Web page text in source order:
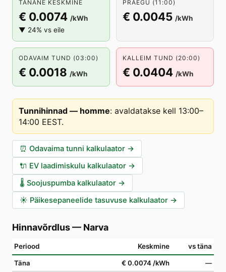
TÄNANE KESKMINE
€ 0.0074 /kWh
▼ 24% vs eile
PRAEGU (11:00)
€ 0.0045 /kWh
ODAVAIM TUND (03:00)
€ 0.0018 /kWh
KALLEIM TUND (20:00)
€ 0.0404 /kWh
Tunnihinnad — homme: avaldatakse kell 13:00–
14:00 EEST.
⏰ Odavaima tunni kalkulaator →
🔌 EV laadimiskulu kalkulaator →
🌡️ Soojuspumba kalkulaator →
☀️ Päikesepaneelide tasuvuse kalkulaator →
Hinnavõrdlus— Narva
Periood Keskmine vs täna
Täna € 0.0074 /kWh
—